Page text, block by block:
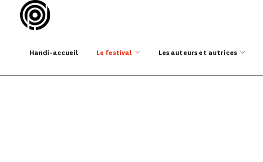
Handi-accueil Le festival Les auteurs et autrices